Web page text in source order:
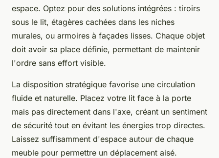
espace. Optez pour des solutions intégrées : tiroirs
sous le lit, étagères cachées dans les niches
murales, ou armoires à façades lisses. Chaque objet
doit avoir sa place définie, permettant de maintenir
l'ordre sans effort visible.
La disposition stratégique favorise une circulation
fluide et naturelle. Placez votre lit face à la porte
mais pas directement dans l'axe, créant un sentiment
de sécurité tout en évitant les énergies trop directes.
Laissez suffisamment d'espace autour de chaque
meuble pour permettre un déplacement aisé.